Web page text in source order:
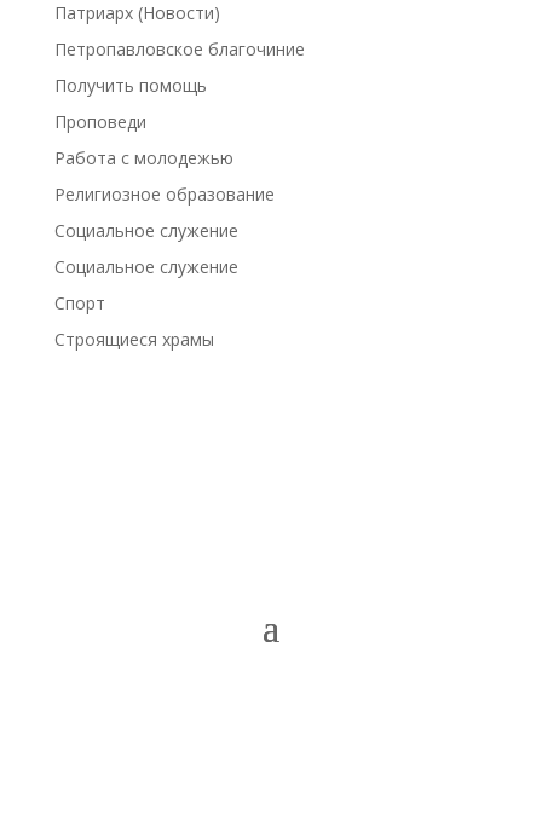
Патриарх (Новости)
Петропавловское благочиние
Получить помощь
Проповеди
Работа с молодежью
Религиозное образование
Социальное служение
Социальное служение
Спорт
Строящиеся храмы